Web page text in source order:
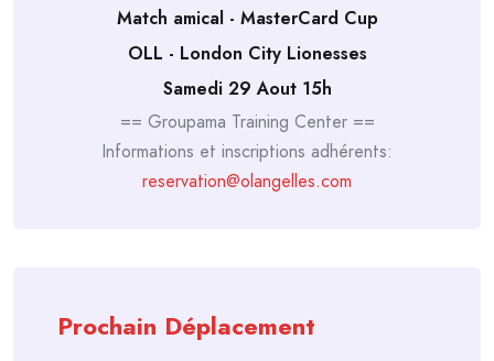
Match amical - MasterCard Cup
OLL - London City Lionesses
Samedi 29 Aout 15h
== Groupama Training Center ==
Informations et inscriptions adhérents:
reservation@olangelles.com
Prochain Déplacement